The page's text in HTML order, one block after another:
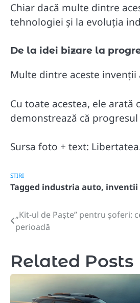
Chiar dacă multe dintre
tehnologiei și la evoluția
De la idei bizare la
Multe dintre aceste
Cu toate acestea, ele
demonstrează că
Sursa foto + text:
STIRI
Tagged industria auto, inventii
Post
navigation
„Kit-ul de Paște” pentru șoferi:
perioadă
Related Posts